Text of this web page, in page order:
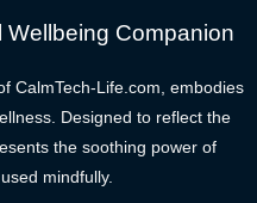
Wellbeing Companion
CalmTech-Life.com, embodies
Designed to reflect the
the soothing power of
mindfully.